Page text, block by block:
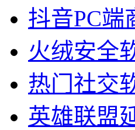
抖音PC端
火绒安全
热门社交
英雄联盟